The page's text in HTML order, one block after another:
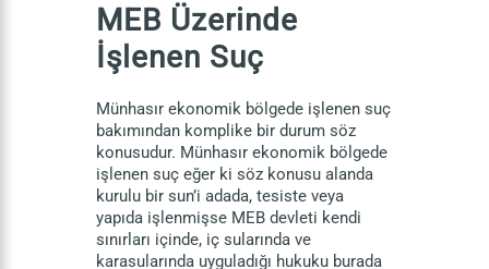
MEB Üzerinde
İşlenen Suç
Münhasır ekonomik bölgede işlenen suç
bakımından komplike bir durum söz
konusudur. Münhasır ekonomik bölgede
işlenen suç eğer ki söz konusu alanda
kurulu bir sun’i adada, tesiste veya
yapıda işlenmişse MEB devleti kendi
sınırları içinde, iç sularında ve
karasularında uyguladığı hukuku burada